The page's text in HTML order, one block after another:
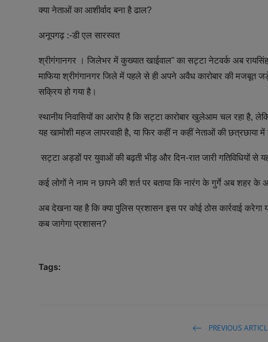
क्या नेताओं का आशीर्वाद बना है ढाल?
अनूपगढ़ :-डी एल सारस्वत
श्रीगंगानगर । जिलेभर में कुख्यात खाईवाल" का सट्टा नेटवर्क अब
माफिया श्रीगंगानगर जिले में पहले से ही अपने अवैध कारोबार की
सक्रिय हो गया है।
स्थानीय निवासियों का आरोप है कि सट्टा कारोबार खुलेआम चल रहा है,
यह खामोशी महज लापरवाही है, या फिर कहीं न कहीं नेताओं की छत्रछाया
सट्टा अड्डों पर युवाओं की बढ़ती भीड़ और दिन-रात जारी गतिविधियों से
कई लोगों ने नाम न छापने की शर्त पर बताया कि नारंग के गुर्गे अब
अब देखना यह है कि क्या पुलिस प्रशासन इस पर कोई ठोस कार्रवाई करेगा
कब जागेगा प्रशासन?
Tags:
PREVIOUS